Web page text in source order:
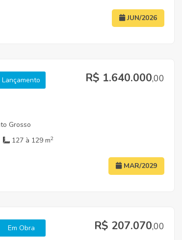
JUN/2026
Lançamento R$ 1.640.000,00
Grosso
127 à 129 m2
MAR/2029
Em Obra R$ 207.070,00